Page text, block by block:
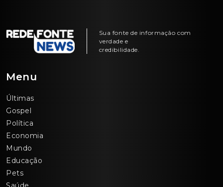
Sua fonte de informação com
verdade e
credibilidade.
Menu
Últimas
Gospel
Política
Economia
Mundo
Educação
Pets